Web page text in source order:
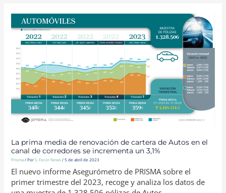
La prima media de renovación de cartera de Autos en el
canal de corredores se incrementa un 3,1%
Prisma/ PorS. Fecor News/5 de abril de 2023
El nuevo informe Asegurómetro de PRISMA sobre el
primer trimestre del 2023, recoge y analiza los datos de
LA
PRIMA
MEDIA
DE
RENOVACIÓN
DE
AUTOS
EN
EL
CANAL
DE
CORREDORES
SE
INCREMENTA
UN
3,1%